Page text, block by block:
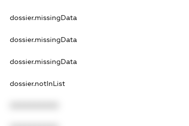
dossier.missingData
dossier.missingData
dossier.missingData
dossier.notInList